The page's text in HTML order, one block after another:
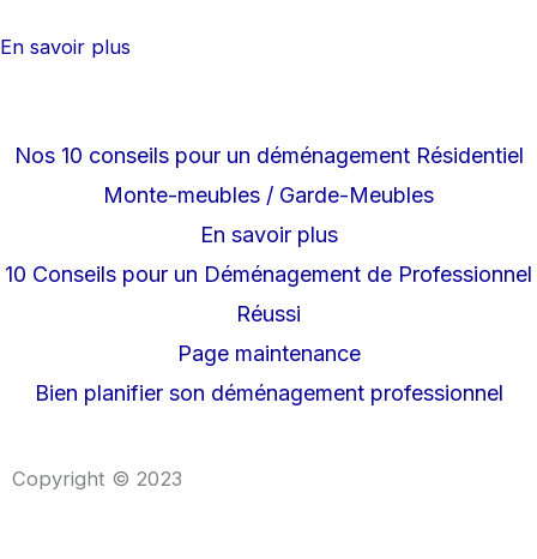
k a
En savoir plus
Nos 10 conseils pour un déménagement Résidentiel
Monte-meubles / Garde-Meubles
En savoir plus
10 Conseils pour un Déménagement de Professionnel
Réussi
Page maintenance
Bien planifier son déménagement professionnel
Copyright © 2023